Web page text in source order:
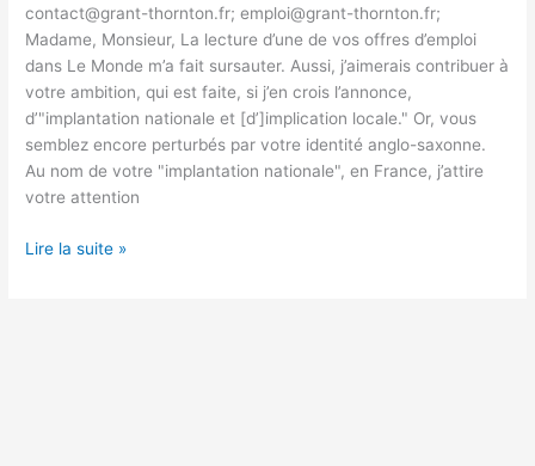
contact@grant-thornton.fr; emploi@grant-thornton.fr;
Madame, Monsieur, La lecture d’une de vos offres d’emploi
dans Le Monde m’a fait sursauter. Aussi, j’aimerais contribuer à
votre ambition, qui est faite, si j’en crois l’annonce,
d’"implantation nationale et [d’]implication locale." Or, vous
semblez encore perturbés par votre identité anglo-saxonne.
Au nom de votre "implantation nationale", en France, j’attire
votre attention
Lire la suite »